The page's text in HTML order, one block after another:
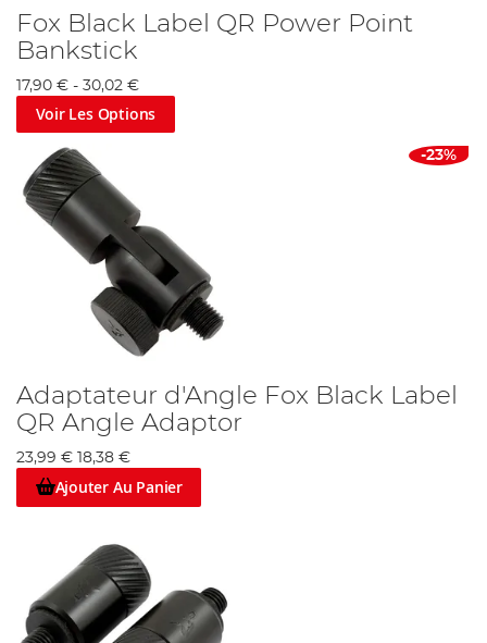
Fox Black Label QR Power Point
Bankstick
17,90 € - 30,02 €
Voir Les Options
-23%
Adaptateur d'Angle Fox Black Label
QR Angle Adaptor
23,99 € 18,38 €
Ajouter Au Panier